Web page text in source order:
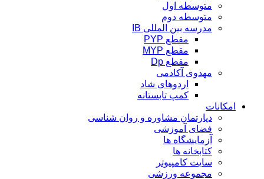
متوسطه اول
متوسطه دوم
مدرسه بین المللی IB
مقطع PYP
مقطع MYP
مقطع Dp
مهدوی آکادمی
اردوهای شاد
کمپ تابستانه
امکانات
دپارتمان مشاوره و روان شناسی
فضای آموزشی
آزمایشگاه ها
کتابخانه ها
سایت کامپیوتر
مجموعه ورزشی